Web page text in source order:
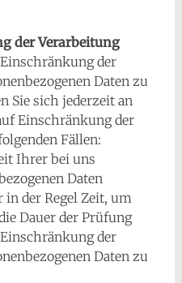
der Verarbeitung
der
Daten zu
Sie sich jederzeit an
Einschränkung der
Fällen:
Ihrer bei uns
Daten
der Regel Zeit, um
Dauer der Prüfung
der
Daten zu